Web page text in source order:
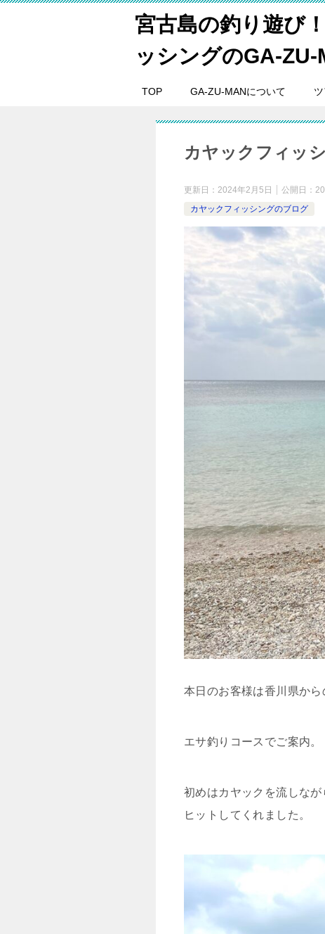
宮古島の釣り遊び
ッシングのGA-ZU-
TOP GA-ZU-MANについて
カヤックフィッ
更新日： 2024年2月5日 公開日：
カヤックフィッシングのブログ
本日のお客様は香川県から
エサ釣りコースでご案内。
初めはカヤックを流しな
ヒットしてくれました。